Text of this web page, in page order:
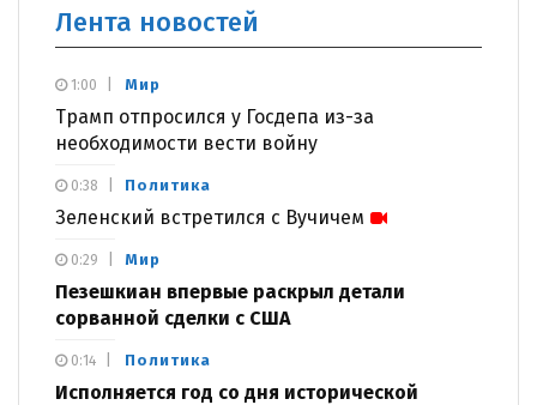
Лента новостей
Мир
Трамп отпросился у Госдепа из-за
необходимости вести войну
1:00
Политика
Зеленский встретился с Вучичем
0:38
Мир
Пезешкиан впервые раскрыл детали
сорванной сделки с США
0:29
Политика
Исполняется год со дня исторической
0:14